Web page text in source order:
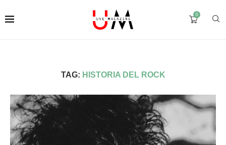
0
TAG: HISTORIA DEL ROCK